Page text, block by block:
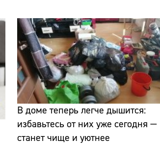
В доме теперь легче дышится:
избавьтесь от них уже сегодня —
станет чище и уютнее